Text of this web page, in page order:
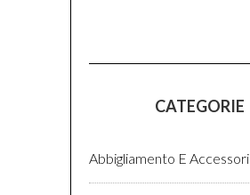
CATEGORIE
Abbigliamento E Accessori